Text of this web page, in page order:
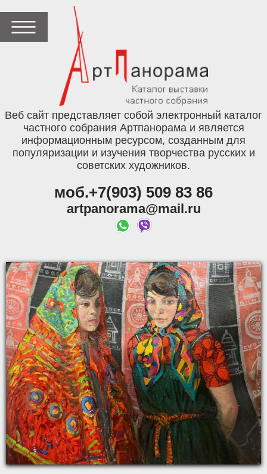
Веб сайт представляет собой электронный каталог
частного собрания Артпанорама и является
информационным ресурсом, созданным для
популяризации и изучения творчества русских и
советских художников.
моб.+7(903) 509 83 86
artpanorama@mail.ru